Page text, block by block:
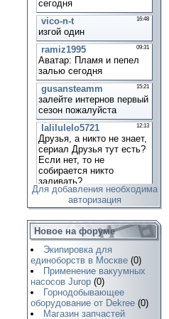
Для добавления необходима
авторизация
Новое на форуме
Экипировка для
единоборств в Москве (0)
Применение вакуумных
насосов Jurop (0)
Горнодобывающее
оборудование от Dekree (0)
Магазин запчастей